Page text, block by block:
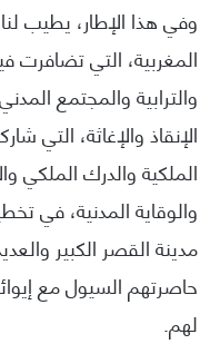
وفي هذا الإطار، يطيب
المغربية، التي تضافرت
والترابية والمجتمع
الإنقاذ والإغاثة، التي
الملكية والدرك الملكي
والوقاية المدنية، في
مدينة القصر الكبير
حاصرتهم السيول مع
لهم.